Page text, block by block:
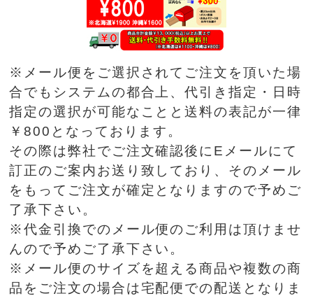
※メール便をご選択されてご注文を頂いた場
合でもシステムの都合上、代引き指定・日時
指定の選択が可能なことと送料の表記が一律
￥800となっております。
その際は弊社でご注文確認後にEメールにて
訂正のご案内お送り致しており、そのメール
をもってご注文が確定となりますので予めご
了承下さい。
※代金引換でのメール便のご利用は頂けませ
んので予めご了承下さい。
※メール便のサイズを超える商品や複数の商
品をご注文の場合は宅配便での配送となりま